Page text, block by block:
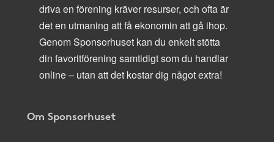
driva en förening kräver resurser, och ofta är
det en utmaning att få ekonomin att gå ihop.
Genom Sponsorhuset kan du enkelt stötta
din favoritförening samtidigt som du handlar
online – utan att det kostar dig något extra!
Om Sponsorhuset